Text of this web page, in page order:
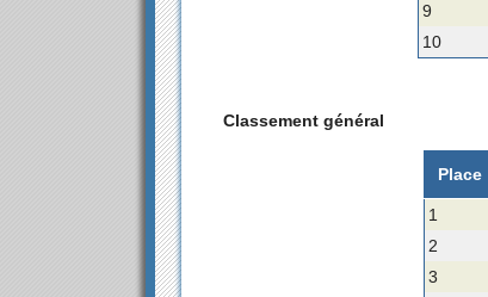
9
10
Classement général
Place
1
2
3